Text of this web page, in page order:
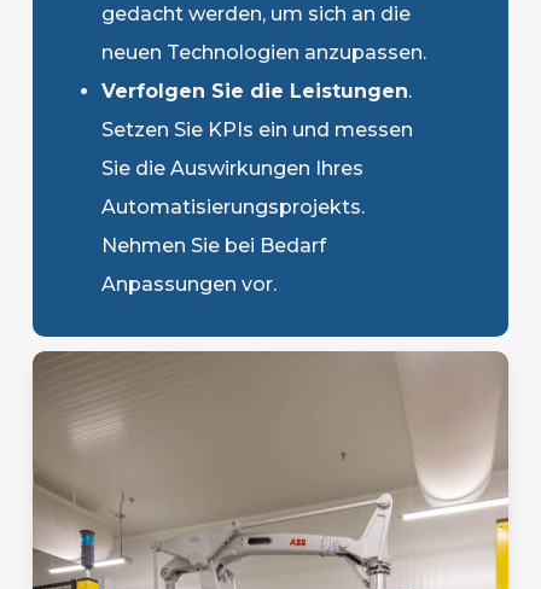
gedacht werden, um sich an die
neuen Technologien anzupassen.
Verfolgen Sie die Leistungen.
Setzen Sie KPIs ein und messen
Sie die Auswirkungen Ihres
Automatisierungsprojekts.
Nehmen Sie bei Bedarf
Anpassungen vor.